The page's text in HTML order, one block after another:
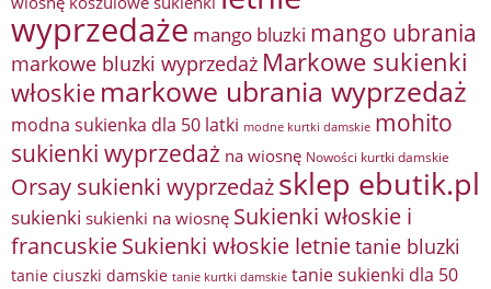
wyprzedaże mango bluzki mango ubrania
markowe bluzki wyprzedaż Markowe sukienki
włoskie markowe ubrania wyprzedaż
modna sukienka dla 50 latki modne kurtki damskie mohito
sukienki wyprzedaż na wiosnę Nowości kurtki damskie
Orsay sukienki wyprzedażsklep ebutik.pl
sukienki sukienki na wiosnę Sukienki włoskie i
francuskieSukienki włoskie letnietanie bluzki
tanie ciuszki damskie tanie kurtki damskie tanie sukienki dla 50